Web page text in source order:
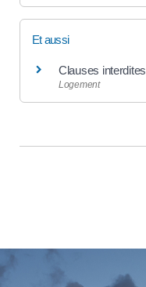
Et aussi
Clauses
Logement